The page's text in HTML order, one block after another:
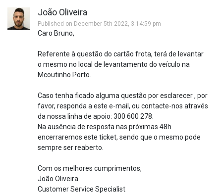
João Oliveira
Published on December 5th 2022, 3:14:59 pm
Caro Bruno,
Referente à questão do cartão frota, terá de levantar
o mesmo no local de levantamento do veículo na
Mcoutinho Porto.
Caso tenha ficado alguma questão por esclarecer , por
favor, responda a este e-mail, ou contacte-nos através
da nossa linha de apoio: 300 600 278.
Na ausência de resposta nas próximas 48h
encerraremos este ticket, sendo que o mesmo pode
sempre ser reaberto.
Com os melhores cumprimentos,
João Oliveira
Customer Service Specialist